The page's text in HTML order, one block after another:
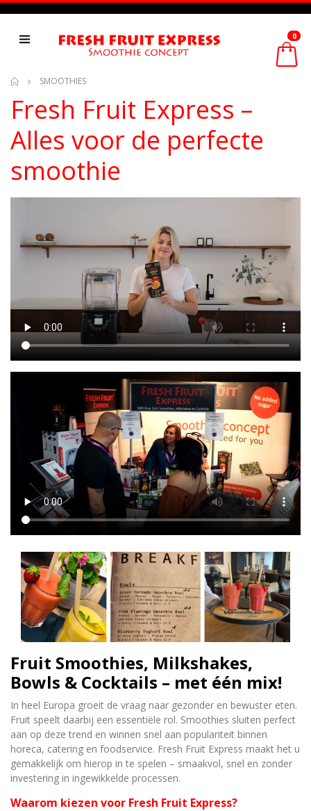
0
SMOOTHIES
Fresh Fruit Express –
Alles voor de perfecte
smoothie
Fruit Smoothies, Milkshakes,
Bowls & Cocktails – met één mix!
In heel Europa groeit de vraag naar gezonder en bewuster eten.
Fruit speelt daarbij een essentiële rol. Smoothies sluiten perfect
aan op deze trend en winnen snel aan populariteit binnen
horeca, catering en foodservice. Fresh Fruit Express maakt het u
gemakkelijk om hierop in te spelen – smaakvol, snel en zonder
investering in ingewikkelde processen.
Waarom kiezen voor Fresh Fruit Express?